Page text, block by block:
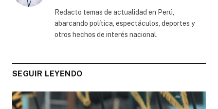
Redacto temas de actualidad en Perú,
abarcando política, espectáculos, deportes y
otros hechos de interés nacional.
SEGUIR LEYENDO